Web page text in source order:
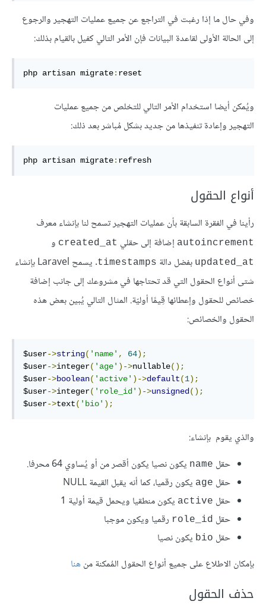
وفي حال ما إذا رغبت في التراجع عن جميع عمليات التهجير والرجوع
إلى الحالة الأولى لقاعدة البيانات فإن الأمر التالي كفيل بالقيام بذلك:
php artisan migrate: reset
ويُمكن أيضا استخدام الأمر التالي للتخلص من جميع عمليات
التهجير وإعادة تنفيذها من جديد بشكل مُباشر بعد ذلك:
php artisan migrate: refresh
أنواع الحقول
رأينا في الفقرة السابقة بأن عمليات التهجير تسمح لنا بإنشاء معرف
autoincrement إضافة إلى حقلي created_at و
updated_at بفضل دالة timestamps
. يسمح Laravel بإنشاء
شتى أنواع الحقول التي قد تحتاجها في مشروعك إلى جانب إضافة
خصائص للحقول وإعطائها قِيمًا أوليّة. المثال التالي يُبين بعض هذه
الحقول والخصائص:
$user->string( 'name' , 64);
$user->integer( 'age' )->nullable();
$user->boolean( 'active' )->default(1);
$user->integer( 'role_id' )->unsigned();
$user->text( 'bio' );
والذي يقوم بإنشاء:
حقل name يكون نصيا يكون أقصر من أو يُساوي 64 محرفا.
حقل age يكون رقميا، كما أنه يقبل القيمة NULL
حقل active يكون منطقيا ويحمل قيمة أولية 1
حقل role_id رقميا ويكون موجبا
حقل bio يكون نصيا
بإمكان الاطلاع على جميع أنواع الحقول المُمكنة منهنا
حذف الحقول